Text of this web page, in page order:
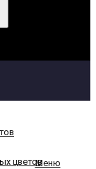
Меню
цветов